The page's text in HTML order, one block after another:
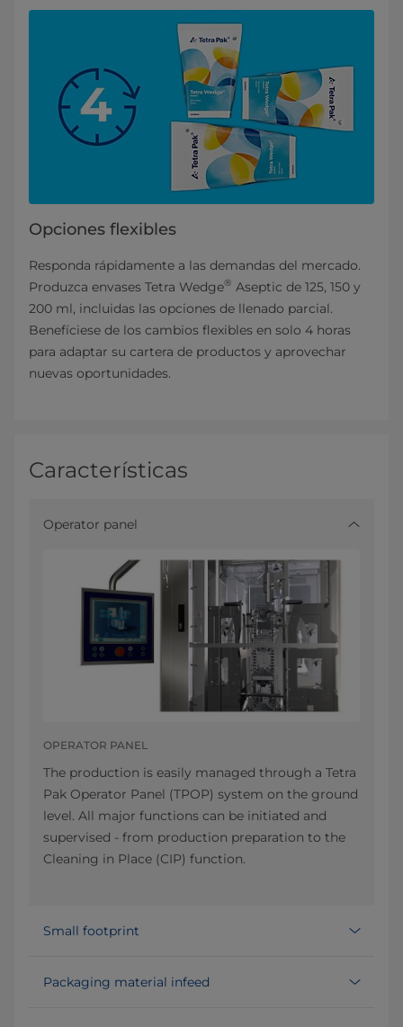
Opciones flexibles
Responda rápidamente a las demandas del mercado.
Produzca envases Tetra Wedge® Aseptic de 125, 150 y
200 ml, incluidas las opciones de llenado parcial.
Benefíciese de los cambios flexibles en solo 4 horas
para adaptar su cartera de productos y aprovechar
nuevas oportunidades.
Características
Operator panel
OPERATOR PANEL
The production is easily managed through a Tetra
Pak Operator Panel (TPOP) system on the ground
level. All major functions can be initiated and
supervised - from production preparation to the
Cleaning in Place (CIP) function.
Small footprint
Packaging material infeed